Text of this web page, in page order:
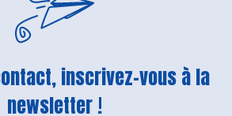
inscrivez-vous à la
newsletter !